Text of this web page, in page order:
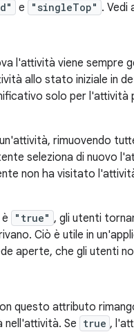
e "singleTop" . Vedi
l'attività viene sempre
allo stato iniziale in
solo per l'attività
rimuovendo
seleziona di nuovo
non ha visitato
"true" , gli utenti
Ciò è utile in
aperte, che gli utenti
questo attributo
Se true ,